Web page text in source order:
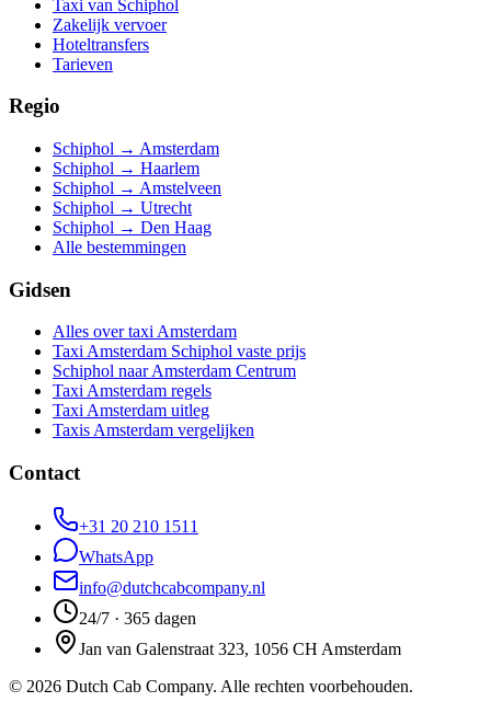
Taxi van Schiphol
Zakelijk vervoer
Hoteltransfers
Tarieven
Regio
Schiphol → Amsterdam
Schiphol → Haarlem
Schiphol → Amstelveen
Schiphol → Utrecht
Schiphol → Den Haag
Alle bestemmingen
Gidsen
Alles over taxi Amsterdam
Taxi Amsterdam Schiphol vaste prijs
Schiphol naar Amsterdam Centrum
Taxi Amsterdam regels
Taxi Amsterdam uitleg
Taxis Amsterdam vergelijken
Contact
+31 20 210 1511
WhatsApp
info@dutchcabcompany.nl
24/7 · 365 dagen
Jan van Galenstraat 323, 1056 CH Amsterdam
© 2026 Dutch Cab Company. Alle rechten voorbehouden.